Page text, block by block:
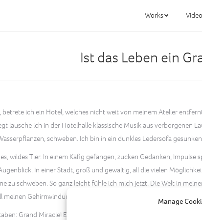
Manage
Works
Ist das Leben ein
betrete ich ein Hotel, welches nicht weit von meinem Atelier
lausche ich in der Hotelhalle klassische Musik aus verborgenen
schweben. Ich bin in ein dunkles Ledersofa
wildes Tier. In einem Käfig gefangen, zucken Gedanken,
In einer Stadt, groß und gewaltig, all die vielen
zu schweben. So ganz leicht fühle ich mich jetzt. Die Welt in
Gehirnwindungen?
Grand Miracle! Eine nie enden wollende, sehnsuchtsvolle